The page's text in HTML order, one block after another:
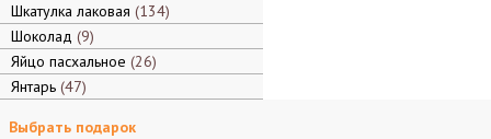
Шкатулка лаковая 134
Шоколад 9
Яйцо пасхальное 26
Янтарь 47
Выбрать подарок